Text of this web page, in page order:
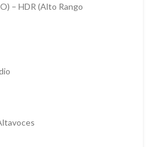
– HDR (Alto Rango